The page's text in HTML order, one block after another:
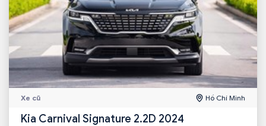
Xe cũ Hồ Chí Minh
Kia Carnival Signature 2.2D 2024